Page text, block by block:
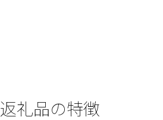
返礼品の特徴